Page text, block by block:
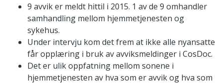
9 avvik er meldt hittil i 2015. 1 av de 9 omhandler
samhandling mellom hjemmetjenesten og
sykehus.
Under intervju kom det frem at ikke alle nyansatte
får opplæring i bruk av avviksmeldinger i CosDoc.
Det er ulik oppfatning mellom sonene i
hjemmetjenesten av hva som er avvik og hva som